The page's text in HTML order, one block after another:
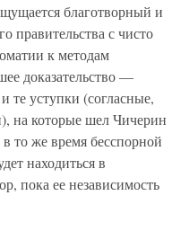
благотворный и
правительства с чисто
к методам
доказательство —
те уступки (согласные,
на которые шел Чичерин
то же время бесспорной
находиться в
пока ее независимость